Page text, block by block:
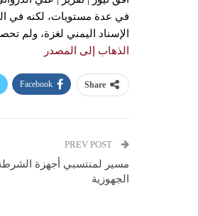
في عدة مستويات، لكنه في
الإسناد اليمني لغزة، ولم
الذهاب إلى المصدر
Share
Facebook
مسير لمنتسبي أجهزة
الجهوزية